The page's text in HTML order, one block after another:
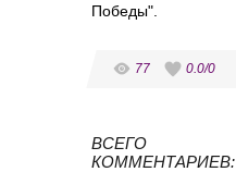
Победы".
77 0.0/0
ВСЕГО
КОММЕНТАРИЕВ: